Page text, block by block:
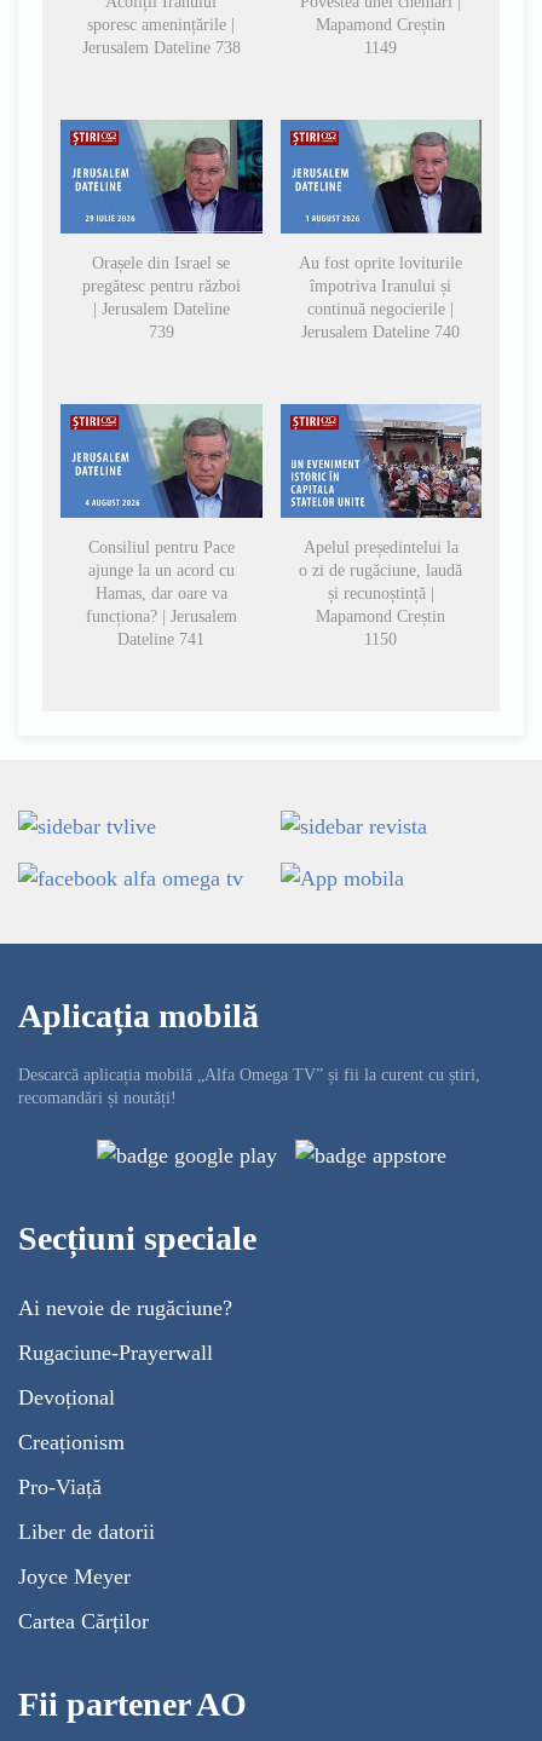
sporesc amenințările |
Jerusalem Dateline 738
Mapamond Creștin
1149
Orașele din Israel se
pregătesc pentru război
| Jerusalem Dateline
739
Au fost oprite loviturile
împotriva Iranului și
continuă negocierile |
Jerusalem Dateline 740
Consiliul pentru Pace
ajunge la un acord cu
Hamas, dar oare va
funcționa? | Jerusalem
Dateline 741
Apelul președintelui la
o zi de rugăciune, laudă
și recunoștință |
Mapamond Creștin
1150
Aplicația mobilă
Descarcă aplicația mobilă „Alfa Omega TV” și fii la curent cu știri,
recomandări și noutăți!
Secțiuni speciale
Ai nevoie de rugăciune?
Rugaciune-Prayerwall
Devoțional
Creaționism
Pro-Viață
Liber de datorii
Joyce Meyer
Cartea Cărților
Fii partener AO